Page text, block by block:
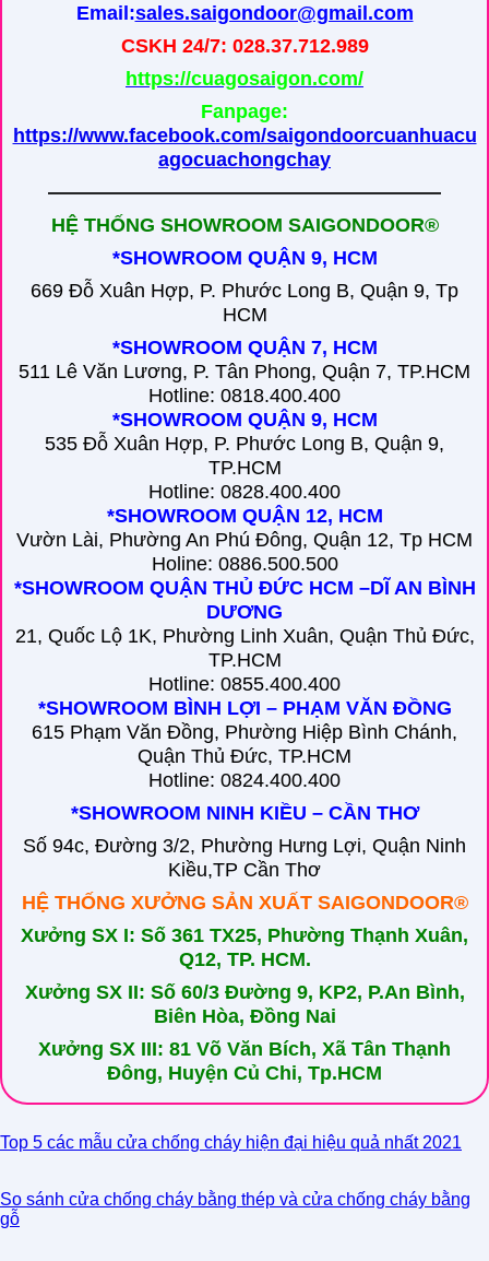
Email:sales.saigondoor@gmail.com
CSKH 24/7: 028.37.712.989
https://cuagosaigon.com/
Fanpage:
https://www.facebook.com/saigondoorcuanhuacu
agocuachongchay
————————————————————
HỆ THỐNG SHOWROOM SAIGONDOOR®
*SHOWROOM QUẬN 9, HCM
669 Đỗ Xuân Hợp, P. Phước Long B, Quận 9, Tp
HCM
*SHOWROOM QUẬN 7, HCM
511 Lê Văn Lương, P. Tân Phong, Quận 7, TP.HCM
Hotline: 0818.400.400
*SHOWROOM QUẬN 9, HCM
535 Đỗ Xuân Hợp, P. Phước Long B, Quận 9,
TP.HCM
Hotline: 0828.400.400
*SHOWROOM QUẬN 12, HCM
Vườn Lài, Phường An Phú Đông, Quận 12, Tp HCM
Holine: 0886.500.500
*SHOWROOM QUẬN THỦ ĐỨC HCM –DĨ AN BÌNH
DƯƠNG
21, Quốc Lộ 1K, Phường Linh Xuân, Quận Thủ Đức,
TP.HCM
Hotline: 0855.400.400
*SHOWROOM BÌNH LỢI – PHẠM VĂN ĐỒNG
615 Phạm Văn Đồng, Phường Hiệp Bình Chánh,
Quận Thủ Đức, TP.HCM
Hotline: 0824.400.400
*SHOWROOM NINH KIỀU – CẦN THƠ
Số 94c, Đường 3/2, Phường Hưng Lợi, Quận Ninh
Kiều,TP Cần Thơ
HỆ THỐNG XƯỞNG SẢN XUẤT SAIGONDOOR®
Xưởng SX I: Số 361 TX25, Phường Thạnh Xuân,
Q12, TP. HCM.
Xưởng SX II: Số 60/3 Đường 9, KP2, P.An Bình,
Biên Hòa, Đồng Nai
Xưởng SX III: 81 Võ Văn Bích, Xã Tân Thạnh
Đông, Huyện Củ Chi, Tp.HCM
Top 5 các mẫu cửa chống cháy hiện đại hiệu quả nhất 2021
So sánh cửa chống cháy bằng thép và cửa chống cháy bằng
gỗ